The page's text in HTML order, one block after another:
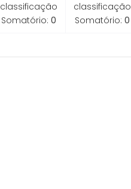
classificação
Somatório: 0
classificação
Somatório: 0